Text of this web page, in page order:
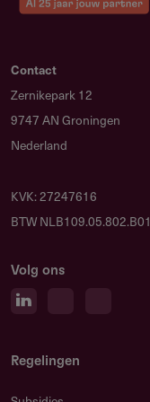
Contact
Zernikepark 12
9747 AN Groningen
Nederland
KVK: 27247616
BTW NLB109.05.802.B01
Volg ons
Regelingen